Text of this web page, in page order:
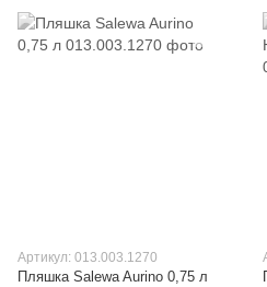
Артикул: 013.003.1270
Пляшка Salewa Aurino 0,75 л